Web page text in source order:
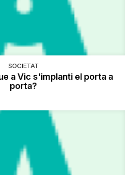
SOCIETAT
a Vic s'implanti el porta a
porta?